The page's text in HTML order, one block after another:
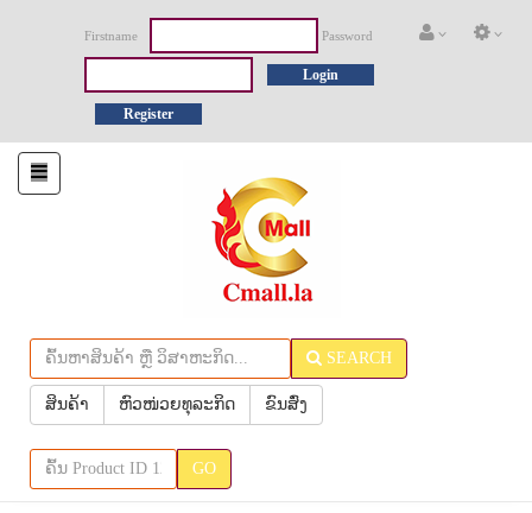
Firstname Password
Login
Register
Toggle
navigation
SEARCH
ສິນຄ້າ ຫົວໜ່ວຍທຸລະກິດ ຂົນສົ່ງ
GO